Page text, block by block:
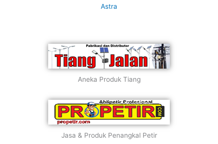
Astra
Aneka Produk Tiang
Jasa & Produk Penangkal Petir